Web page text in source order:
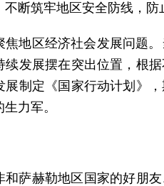
断筑牢地区安全防线，
焦地区经济社会发展问题
续发展摆在突出位置，根
展制定《国家行动计划》
力军。
和萨赫勒地区国家的好朋